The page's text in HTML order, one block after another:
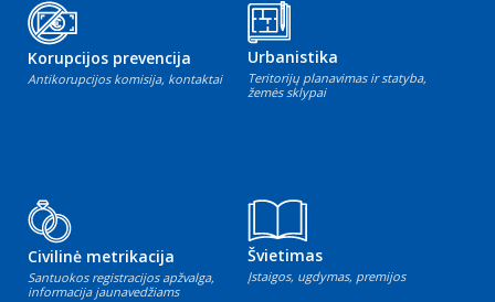
Korupcijos prevencija
Antikorupcijos komisija, kontaktai
Urbanistika
Teritorijų planavimas ir statyba,
žemės sklypai
Civilinė metrikacija
Santuokos registracijos apžvalga,
informacija jaunavedžiams
Švietimas
Įstaigos, ugdymas, premijos